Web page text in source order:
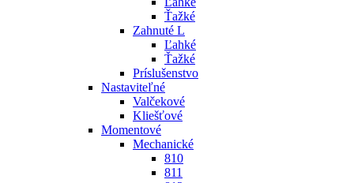
Ťažké
Zahnuté L
Ľahké
Ťažké
Príslušenstvo
Nastaviteľné
Valčekové
Kliešťové
Momentové
Mechanické
810
811